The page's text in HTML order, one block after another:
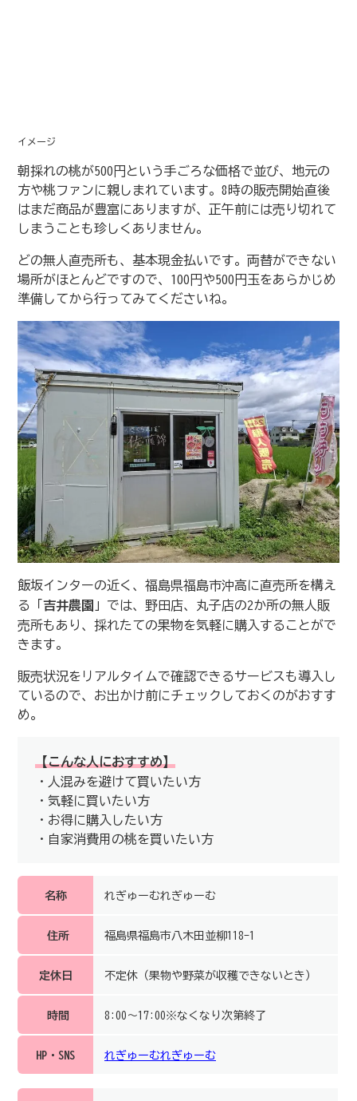
イメージ
朝採れの桃が500円という手ごろな価格で並び、地元の
方や桃ファンに親しまれています。8時の販売開始直後
はまだ商品が豊富にありますが、正午前には売り切れて
しまうことも珍しくありません。
どの無人直売所も、基本現金払いです。両替ができない
場所がほとんどですので、100円や500円玉をあらかじめ
準備してから行ってみてくださいね。
飯坂インターの近く、福島県福島市沖高に直売所を構え
る「 吉井農園 」では、野田店、丸子店の2か所の無人販
売所もあり、採れたての果物を気軽に購入することがで
きます。
販売状況をリアルタイムで確認できるサービスも導入し
ているので、お出かけ前にチェックしておくのがおすす
め。
【こんな人におすすめ】
・人混みを避けて買いたい方
・気軽に買いたい方
・お得に購入したい方
・自家消費用の桃を買いたい方
名称 れぎゅーむれぎゅーむ
住所 福島県福島市八木田並柳118-1
定休日 不定休（果物や野菜が収穫できないとき）
時間 8:00～17:00※なくなり次第終了
HP・SNS れぎゅーむれぎゅーむ